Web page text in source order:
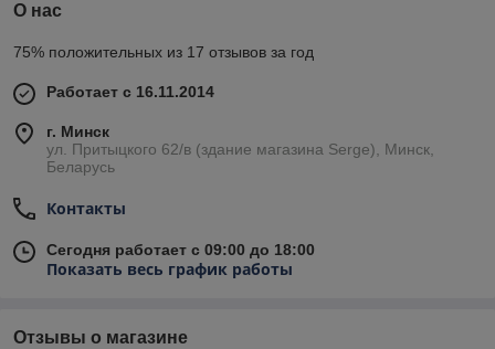
О нас
75% положительных из 17 отзывов за год
Работает с 16.11.2014
г. Минск
ул. Притыцкого 62/в (здание магазина Serge), Минск,
Беларусь
Контакты
Сегодня работает с 09:00 до 18:00
Показать весь график работы
Отзывы о магазине